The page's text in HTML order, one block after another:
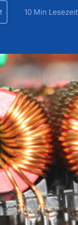
10 Min Lesezeit